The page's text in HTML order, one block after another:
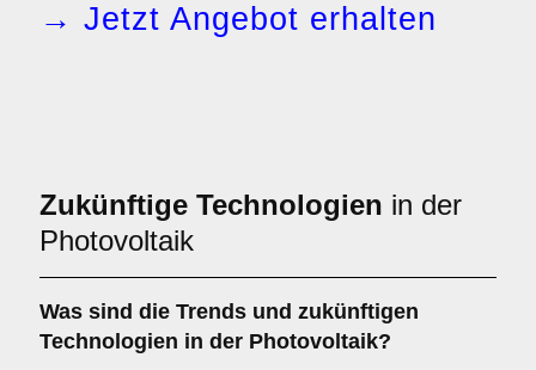
→ Jetzt Angebot erhalten
Zukünftige Technologien in der
Photovoltaik
Was sind die Trends und zukünftigen
Technologien in der Photovoltaik?